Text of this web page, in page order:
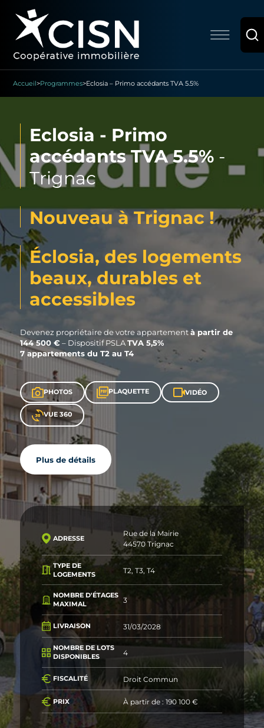
Accueil>Programmes>Eclosia – Primo accédants TVA 5.5%
Eclosia - Primo
accédants TVA 5.5%-
Trignac
Nouveau à Trignac !
Éclosia, des logements
beaux, durables et
accessibles
Devenez propriétaire de votre appartementà partir de
144 500 € – Dispositif PSLATVA 5,5%
7 appartements du T2 au T4
PHOTOS PLAQUETTE VIDÉO
VUE 360
Plus de détails
ADRESSE
Rue de la Mairie
44570 Trignac
TYPE DE
LOGEMENTS
T2, T3, T4
NOMBRE D'ÉTAGES
MAXIMAL
3
LIVRAISON 31/03/2028
NOMBRE DE LOTS
DISPONIBLES
4
FISCALITÉ Droit Commun
PRIX À partir de : 190 100 €